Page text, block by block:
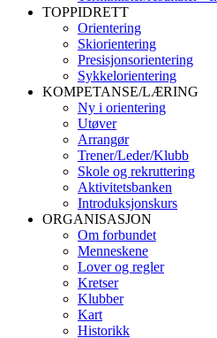
TOPPIDRETT
Orientering
Skiorientering
Presisjonsorientering
Sykkelorientering
KOMPETANSE/LÆRING
Ny i orientering
Utøver
Arrangør
Trener/Leder/Klubb
Skole og rekruttering
Aktivitetsbanken
Introduksjonskurs
ORGANISASJON
Om forbundet
Menneskene
Lover og regler
Kretser
Klubber
Kart
Historikk